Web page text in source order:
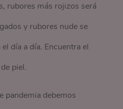
rubores más rojizos será
y rubores nude se
día a día. Encuentra el
piel.
pandemia debemos